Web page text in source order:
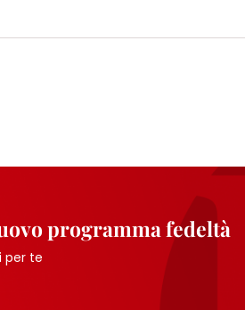
programma fedeltà
per te